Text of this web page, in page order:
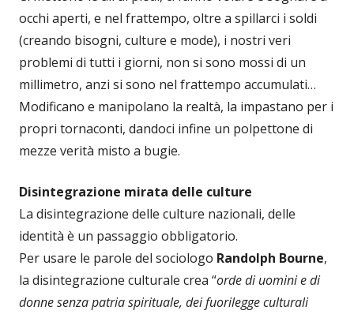
occhi aperti, e nel frattempo, oltre a spillarci i soldi
(creando bisogni, culture e mode), i nostri veri
problemi di tutti i giorni, non si sono mossi di un
millimetro, anzi si sono nel frattempo accumulati…
Modificano e manipolano la realtà, la impastano per i
propri tornaconti, dandoci infine un polpettone di
mezze verità misto a bugie.
Disintegrazione mirata delle culture
La disintegrazione delle culture nazionali, delle
identità è un passaggio obbligatorio.
Per usare le parole del sociologo Randolph Bourne,
la disintegrazione culturale crea “orde di uomini e di
donne senza patria spirituale, dei fuorilegge culturali